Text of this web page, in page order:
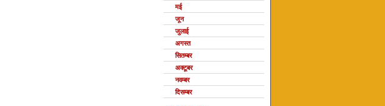
मई
जून
जुलाई
अगस्त
सितम्बर
अक्टूबर
नवम्बर
दिसम्बर